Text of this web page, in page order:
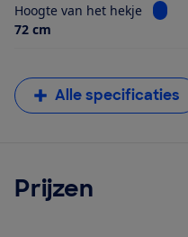
Hoogte van het hekje
72 cm
Alle specificaties
Prijzen